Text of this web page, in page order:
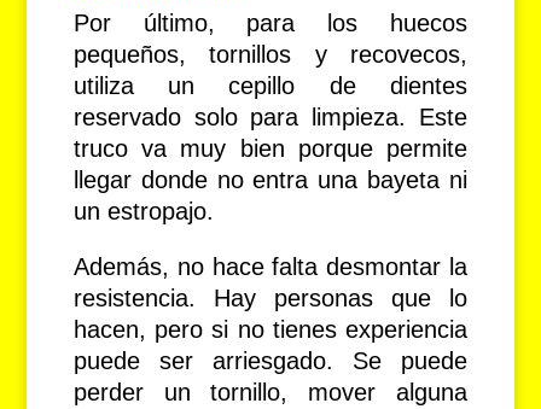
Por último, para los huecos
pequeños, tornillos y recovecos,
utiliza un cepillo de dientes
reservado solo para limpieza. Este
truco va muy bien porque permite
llegar donde no entra una bayeta ni
un estropajo.
Además, no hace falta desmontar la
resistencia. Hay personas que lo
hacen, pero si no tienes experiencia
puede ser arriesgado. Se puede
perder un tornillo, mover alguna